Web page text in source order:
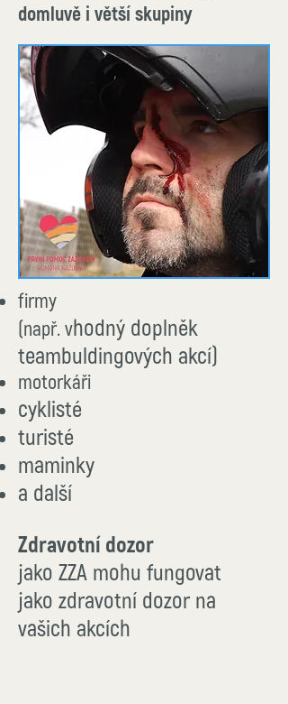
domluvě i větší skupiny
firmy
(např. vhodný doplněk
teambuldingových akcí)
motorkáři
cyklisté
turisté
maminky
a další
Zdravotní dozor
jako ZZA mohu fungovat
jako zdravotní dozor na
vašich akcích